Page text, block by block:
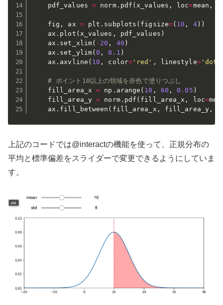
    pdf_values
= norm. pdf ( x_values , loc=mean ,
    fig
, ax = plt . subplots ( figsize=( 10 , 4) )
    ax
. plot ( x_values , pdf_values )
    ax
. set_xlim( - 20 , 40 )
    ax
. set_ylim(0 , 0.1 )
    ax
. axvline ( 10 , color= 'red' , linestyle=
# ポイント10以上の領域を赤色で塗りつぶし
    fill_area_x
= np . arange ( 10 , 60 , 0.05 )
    fill_area_y
= norm. pdf ( fill_area_x , loc=
    ax
. fill_between ( fill_area_x , fill_area_y,
上記のコードでは@interactの機能を使って、正規分布の
平均と標準偏差をスライダーで変更できるようにしていま
す。